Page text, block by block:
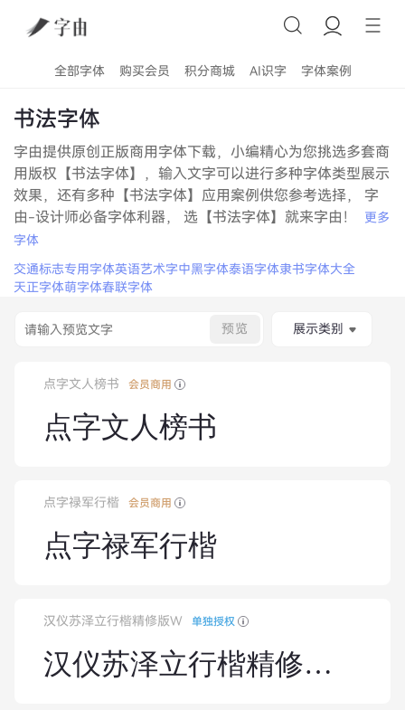
全部字体 购买会员 积分商城 AI识字 字体案例
书法字体
字由提供原创正版商用字体下载，小编精心为您挑选多套商
用版权【书法字体】，输入文字可以进行多种字体类型展示
效果，还有多种【书法字体】应用案例供您参考选择， 字
由-设计师必备字体利器， 选【书法字体】就来字由！
更多
字体
交通标志专用字体英语艺术字中黑字体泰语字体隶书字体大全
天正字体萌字体春联字体
预览 展示类别
点字文人榜书 会员商用
点字文人榜书
点字禄军行楷 会员商用
点字禄军行楷
汉仪苏泽立行楷精修版W 单独授权
汉仪苏泽立行楷精修版W